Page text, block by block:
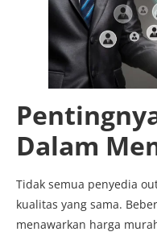
Dalam
Tidak semua penyedia
kualitas yang sama.
menawarkan harga